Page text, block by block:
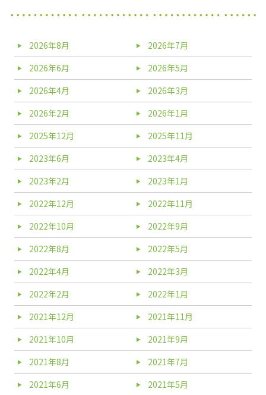
2026年8月
2026年7月
2026年6月
2026年5月
2026年4月
2026年3月
2026年2月
2026年1月
2025年12月
2025年11月
2023年6月
2023年4月
2023年2月
2023年1月
2022年12月
2022年11月
2022年10月
2022年9月
2022年8月
2022年5月
2022年4月
2022年3月
2022年2月
2022年1月
2021年12月
2021年11月
2021年10月
2021年9月
2021年8月
2021年7月
2021年6月
2021年5月